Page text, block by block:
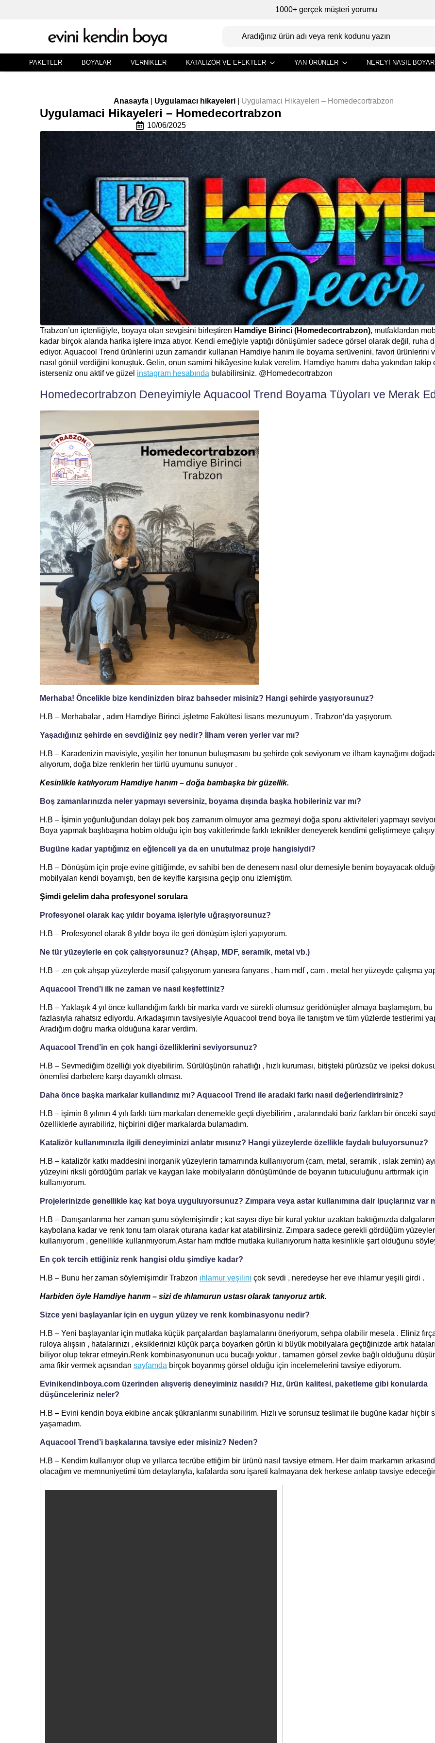
1000+ gerçek müşteri yorumu
PAKETLER BOYALAR VERNIKLER KATALIZÖR VE EFEKTLER YAN ÜRÜNLER NEREYI NASIL
Anasayfa Uygulamacı hikayeleri Uygulamaci Hikayeleri – Homedecortrabzon
Uygulamaci Hikayeleri – Homedecortrabzon
10/06/2025
Trabzon’un içtenliğiyle, boyaya olan sevgisini birleştiren Hamdiye Birinci (Homedecortrabzon), mutfaklardan
kadar birçok alanda harika işlere imza atıyor. Kendi emeğiyle yaptığı dönüşümler sadece görsel olarak değil, ruha
ediyor. Aquacool Trend ürünlerini uzun zamandır kullanan Hamdiye hanım ile boyama serüvenini, favori ürünlerini
nasıl gönül verdiğini konuştuk. Gelin, onun samimi hikâyesine kulak verelim. Hamdiye hanımı daha yakından takip
isterseniz onu aktif ve güzel instagram hesabında bulabilirsiniz. @Homedecortrabzon
Homedecortrabzon Deneyimiyle Aquacool Trend Boyama Tüyoları ve Merak
Merhaba! Öncelikle bize kendinizden biraz bahseder misiniz? Hangi şehirde yaşıyorsunuz?
H.B – Merhabalar , adım Hamdiye Birinci ,işletme Fakültesi lisans mezunuyum , Trabzon‘da yaşıyorum.
Yaşadığınız şehirde en sevdiğiniz şey nedir? İlham veren yerler var mı?
H.B – Karadenizin mavisiyle, yeşilin her tonunun buluşmasını bu şehirde çok seviyorum ve ilham kaynağımı
alıyorum, doğa bize renklerin her türlü uyumunu sunuyor .
Kesinlikle katılıyorum Hamdiye hanım – doğa bambaşka bir güzellik.
Boş zamanlarınızda neler yapmayı seversiniz, boyama dışında başka hobileriniz var mı?
H.B – İşimin yoğunluğundan dolayı pek boş zamanım olmuyor ama gezmeyi doğa sporu aktiviteleri yapmayı
Boya yapmak başlıbaşına hobim olduğu için boş vakitlerimde farklı teknikler deneyerek kendimi geliştirmeye
Bugüne kadar yaptığınız en eğlenceli ya da en unutulmaz proje hangisiydi?
H.B – Dönüşüm için proje evine gittiğimde, ev sahibi ben de denesem nasıl olur demesiyle benim boyayacak
mobilyaları kendi boyamıştı, ben de keyifle karşısına geçip onu izlemiştim.
Şimdi gelelim daha profesyonel sorulara
Profesyonel olarak kaç yıldır boyama işleriyle uğraşıyorsunuz?
H.B – Profesyonel olarak 8 yıldır boya ile geri dönüşüm işleri yapıyorum.
Ne tür yüzeylerle en çok çalışıyorsunuz? (Ahşap, MDF, seramik, metal vb.)
H.B – .en çok ahşap yüzeylerde masif çalışıyorum yanısıra fanyans , ham mdf , cam , metal her yüzeyde çalışma
Aquacool Trend’i ilk ne zaman ve nasıl keşfettiniz?
H.B – Yaklaşık 4 yıl önce kullandığım farklı bir marka vardı ve sürekli olumsuz geridönüşler almaya başlamıştım, bu
fazlasıyla rahatsız ediyordu. Arkadaşımın tavsiyesiyle Aquacool trend boya ile tanıştım ve tüm yüzlerde testlerimi
Aradığım doğru marka olduğuna karar verdim.
Aquacool Trend’in en çok hangi özelliklerini seviyorsunuz?
H.B – Sevmediğim özelliği yok diyebilirim. Sürülüşünün rahatlığı , hızlı kuruması, bitişteki pürüzsüz ve ipeksi
önemlisi darbelere karşı dayanıklı olması.
Daha önce başka markalar kullandınız mı? Aquacool Trend ile aradaki farkı nasıl değerlendirirsiniz?
H.B – işimin 8 yılının 4 yılı farklı tüm markaları denemekle geçti diyebilirim , aralarındaki bariz farkları bir önceki
özelliklerle ayırabiliriz, hiçbirini diğer markalarda bulamadım.
Katalizör kullanımınızla ilgili deneyiminizi anlatır mısınız? Hangi yüzeylerde özellikle faydalı buluyorsunuz?
H.B – katalizör katkı maddesini inorganik yüzeylerin tamamında kullanıyorum (cam, metal, seramik , ıslak zemin)
yüzeyini riksli gördüğüm parlak ve kaygan lake mobilyaların dönüşümünde de boyanın tutuculuğunu arttırmak için
kullanıyorum.
Projelerinizde genellikle kaç kat boya uyguluyorsunuz? Zımpara veya astar kullanımına dair ipuçlarınız var
H.B – Danışanlarıma her zaman şunu söylemişimdir ; kat sayısı diye bir kural yoktur uzaktan baktığınızda
kaybolana kadar ve renk tonu tam olarak oturana kadar kat atabilirsiniz. Zımpara sadece gerekli gördüğüm
kullanıyorum , genellikle kullanmıyorum.Astar ham mdfde mutlaka kullanıyorum hatta kesinlikle şart olduğunu
En çok tercih ettiğiniz renk hangisi oldu şimdiye kadar?
H.B – Bunu her zaman söylemişimdir Trabzon ıhlamur yeşilini çok sevdi , neredeyse her eve ıhlamur yeşili girdi .
Harbiden öyle Hamdiye hanım – sizi de ıhlamurun ustası olarak tanıyoruz artık.
Sizce yeni başlayanlar için en uygun yüzey ve renk kombinasyonu nedir?
H.B – Yeni başlayanlar için mutlaka küçük parçalardan başlamalarını öneriyorum, sehpa olabilir mesela . Eliniz
ruloya alışsın , hatalarınızı , eksiklerinizi küçük parça boyarken görün ki büyük mobilyalara geçtiğinizde artık
biliyor olup tekrar etmeyin.Renk kombinasyonunun ucu bucağı yoktur , tamamen görsel zevke bağlı olduğunu
ama fikir vermek açısından sayfamda birçok boyanmış görsel olduğu için incelemelerini tavsiye ediyorum.
Evinikendinboya.com üzerinden alışveriş deneyiminiz nasıldı? Hız, ürün kalitesi, paketleme gibi konularda
düşünceleriniz neler?
H.B – Evini kendin boya ekibine ancak şükranlarımı sunabilirim. Hızlı ve sorunsuz teslimat ile bugüne kadar hiçbir
yaşamadım.
Aquacool Trend’i başkalarına tavsiye eder misiniz? Neden?
H.B – Kendim kullanıyor olup ve yıllarca tecrübe ettiğim bir ürünü nasıl tavsiye etmem. Her daim markamın
olacağım ve memnuniyetimi tüm detaylarıyla, kafalarda soru işareti kalmayana dek herkese anlatıp tavsiye